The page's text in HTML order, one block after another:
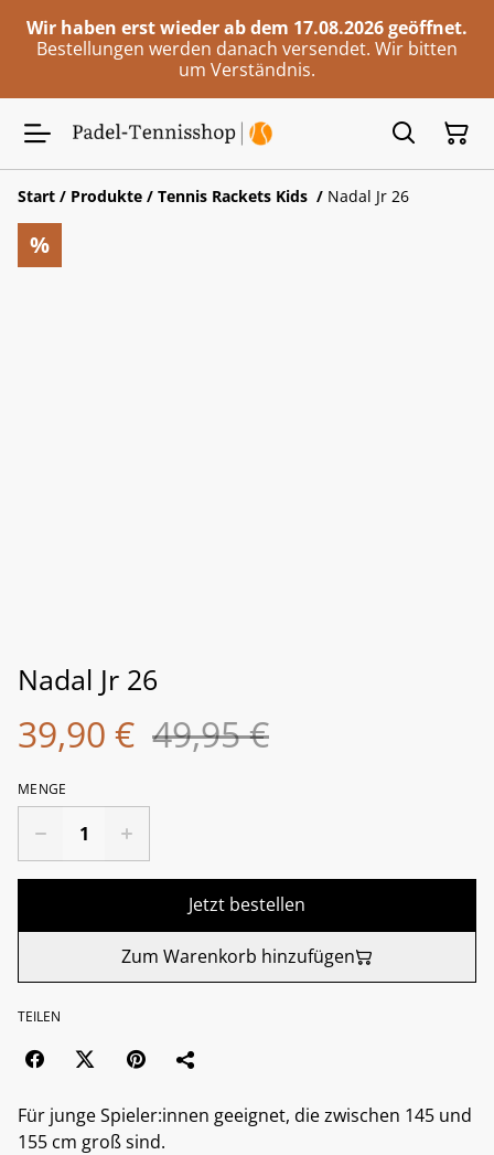
Wir haben erst wieder ab dem 17.08.2026 geöffnet.
Bestellungen werden danach versendet. Wir bitten
um Verständnis.
Start / Produkte / Tennis Rackets Kids / Nadal Jr 26
%
Nadal Jr 26
39,90 € 49,95 €
MENGE
Jetzt bestellen
Zum Warenkorb hinzufügen
TEILEN
Für junge Spieler:innen geeignet, die zwischen 145 und
155 cm groß sind.